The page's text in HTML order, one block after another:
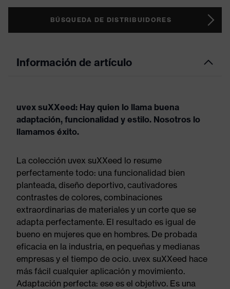
BÚSQUEDA DE DISTRIBUIDORES
Información de artículo
uvex suXXeed: Hay quien lo llama buena
adaptación, funcionalidad y estilo. Nosotros lo
llamamos éxito.
La colección uvex suXXeed lo resume
perfectamente todo: una funcionalidad bien
planteada, diseño deportivo, cautivadores
contrastes de colores, combinaciones
extraordinarias de materiales y un corte que se
adapta perfectamente. El resultado es igual de
bueno en mujeres que en hombres. De probada
eficacia en la industria, en pequeñas y medianas
empresas y el tiempo de ocio. uvex suXXeed hace
más fácil cualquier aplicación y movimiento.
Adaptación perfecta: ese es el objetivo. Es una